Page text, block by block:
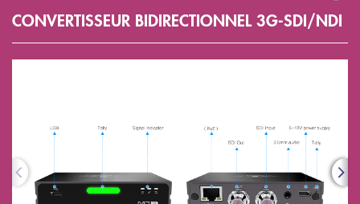
CONVERTISSEUR BIDIRECTIONNEL 3G-SDI/NDI